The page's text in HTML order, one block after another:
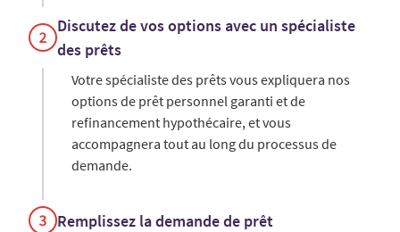
Discutez de vos options avec un spécialiste
des prêts
Votre spécialiste des prêts vous expliquera nos
options de prêt personnel garanti et de
refinancement hypothécaire, et vous
accompagnera tout au long du processus de
demande.
Remplissez la demande de prêt